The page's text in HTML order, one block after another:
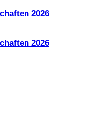
2026
2026